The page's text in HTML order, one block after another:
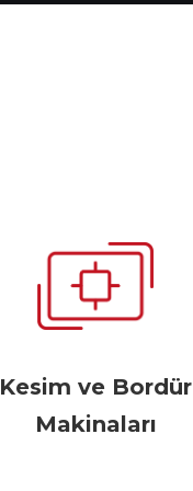
Kesim ve Bordür
Makinaları